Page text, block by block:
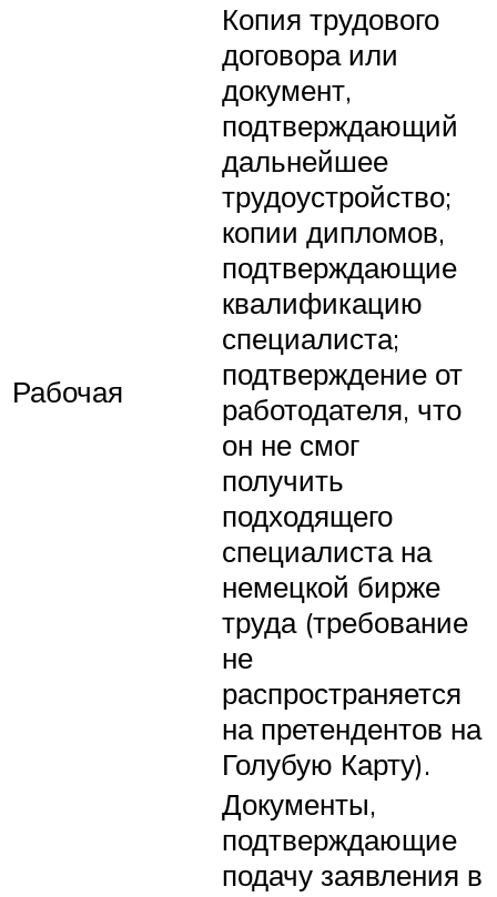
Рабочая
Копия трудового
договора или
документ,
подтверждающий
дальнейшее
трудоустройство;
копии дипломов,
подтверждающие
квалификацию
специалиста;
подтверждение от
работодателя, что
он не смог
получить
подходящего
специалиста на
немецкой бирже
труда (требование
не
распространяется
на претендентов на
Голубую Карту).
Документы,
подтверждающие
подачу заявления в